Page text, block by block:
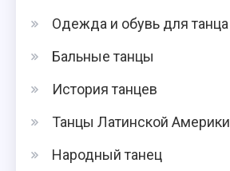
Одежда и обувь для танца
Бальные танцы
История танцев
Танцы Латинской Америки
Народный танец